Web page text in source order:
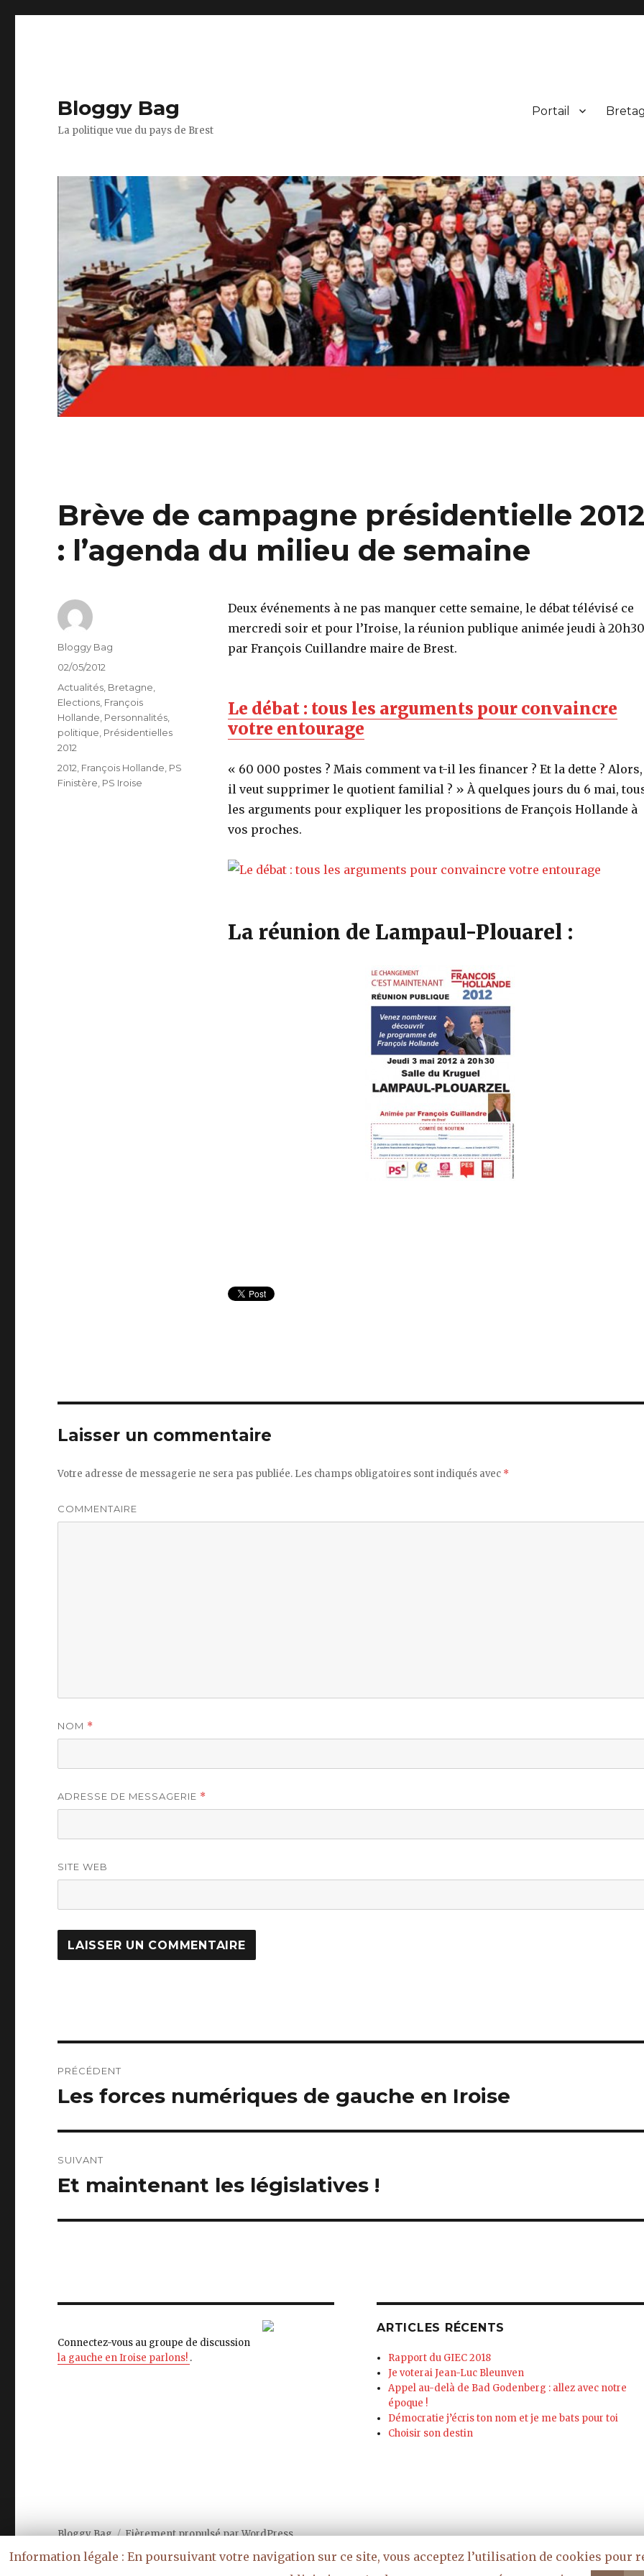
Bloggy Bag
La politique vue du pays de Brest
Portail
Brève de campagne présidentielle
: l’agenda du milieu de semaine
Deux événements à ne pas manquer cette semaine, le débat télévisé ce
mercredi soir et pour l’Iroise, la réunion publique animée jeudi à 20h30
par François Cuillandre maire de Brest.
Le débat : tous les arguments pour convaincre
votre entourage
« 60 000 postes ? Mais comment va t-il les financer ? Et la dette ? Alors,
il veut supprimer le quotient familial ? » À quelques jours du 6 mai,
les arguments pour expliquer les propositions de François Hollande à
vos proches.
La réunion de Lampaul-Plouarel :
Auteur
Bloggy Bag
Publié
le
02/05/2012
Catégories
Actualités, Bretagne,
Elections, François
Hollande, Personnalités,
politique, Présidentielles
2012
Étiquettes
2012, François Hollande, PS
Finistère, PS Iroise
Laisser un commentaire
Votre adresse de messagerie ne sera pas publiée. Les champs obligatoires sont indiqués avec *
COMMENTAIRE
NOM *
ADRESSE DE MESSAGERIE *
SITE WEB
de
PRÉCÉDENT
Article
Les forces numériques de gauche en Iroise
SUIVANT
Article
Et maintenant les législatives !
Connectez-vous au groupe de discussion
la gauche en Iroise parlons! .
ARTICLES RÉCENTS
Rapport du GIEC 2018
Je voterai Jean-Luc Bleunven
Appel au-delà de Bad Godenberg : allez avec notre
époque !
Démocratie j’écris ton nom et je me bats pour toi
Choisir son destin
Bloggy Bag Fièrement propulsé par WordPress
Information légale : En poursuivant votre navigation sur ce site, vous acceptez l’utilisation de cookies pour